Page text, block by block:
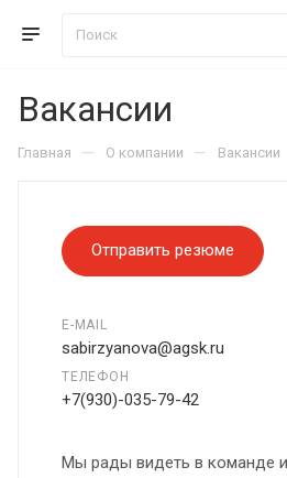
Вакансии
Главная — О компании — Вакансии
Отправить резюме
E-MAIL
sabirzyanova@agsk.ru
ТЕЛЕФОН
+7(930)-035-79-42
Мы рады видеть в команде